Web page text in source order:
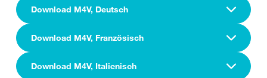
Download M4V, Deutsch
Download M4V, Französisch
Download M4V, Italienisch